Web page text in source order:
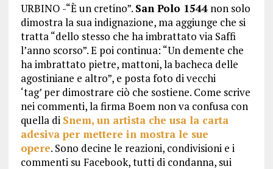
URBINO -“È un cretino”. San Polo 1544non solo
dimostra la sua indignazione, ma aggiunge che si
tratta “dello stesso che ha imbrattato via Saffi
l’anno scorso”. E poi continua: “Un demente che
ha imbrattato pietre, mattoni, la bacheca delle
agostiniane e altro”, e posta foto di vecchi
‘tag’ per dimostrare ciò che sostiene. Come scrive
nei commenti, la firma Boem non va confusa con
quella di Snem, un artista che usa la carta
adesiva per mettere in mostra le sue
opere. Sono decine le reazioni, condivisioni e i
commenti su Facebook, tutti di condanna, sui